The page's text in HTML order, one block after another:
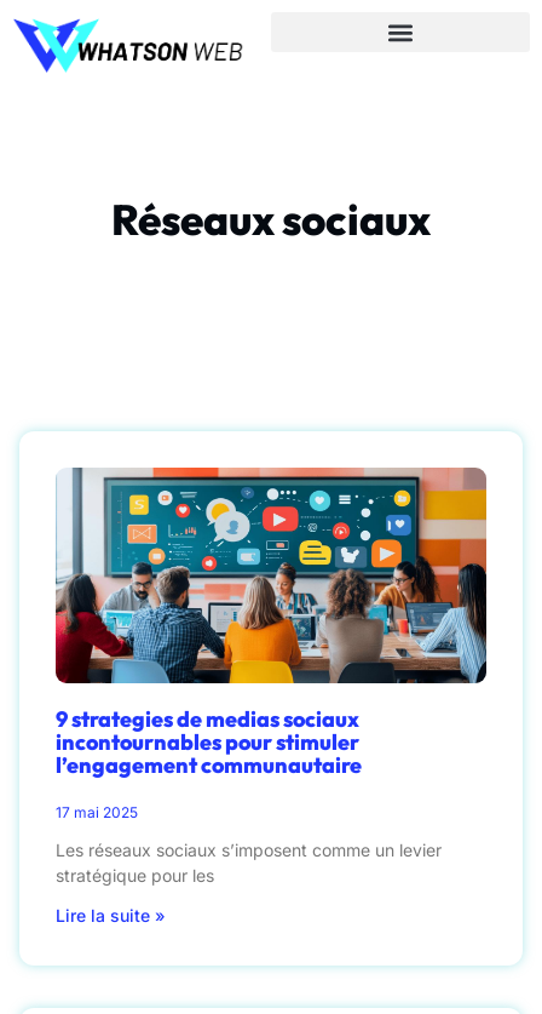
Réseaux sociaux
9 strategies de medias sociaux
incontournables pour stimuler
l’engagement communautaire
17 mai 2025
Les réseaux sociaux s’imposent comme un levier
stratégique pour les
Lire la suite »